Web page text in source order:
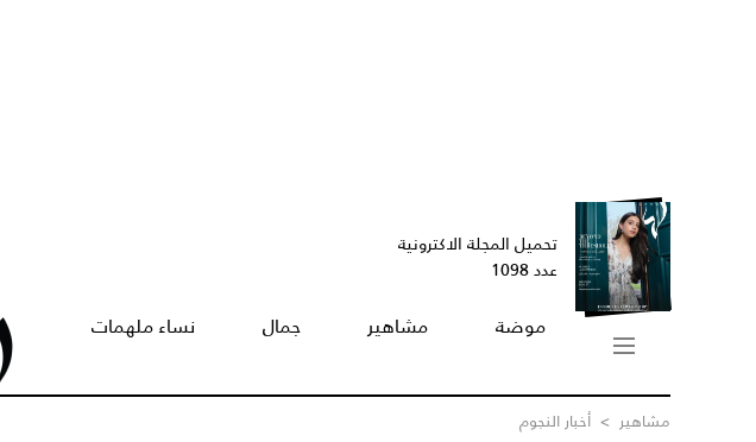
تحميل المجلة الاكترونية
عدد 1098
موضة مشاهير جمال نساء ملهمات
مشاهير > أخبار النجوم